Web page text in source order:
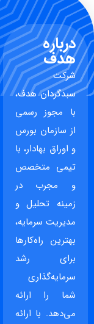
درباره
هدف
شرکت
سبدگردان هدف،
با مجوز رسمی
از سازمان بورس
و اوراق بهادار، با
تیمی متخصص
و مجرب در
زمینه تحلیل و
مدیریت سرمایه،
بهترین راه‌کارها
برای رشد
سرمایه‌گذاری
شما را ارائه
می‌دهد. با ارائه